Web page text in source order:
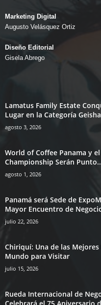
Marketing Digital
Augusto Velásquez Ortiz
Diseño Editorial
Gisela Abrego
Lamatus Family Estate
Lugar en la Categoría
agosto 3, 2026
World of Coffee Panama y
Championship Serán
agosto 1, 2026
Panamá será Sede de
Mayor Encuentro de
julio 22, 2026
Chiriquí: Una de las Mejores
Mundo para Visitar
julio 15, 2026
Rueda Internacional de